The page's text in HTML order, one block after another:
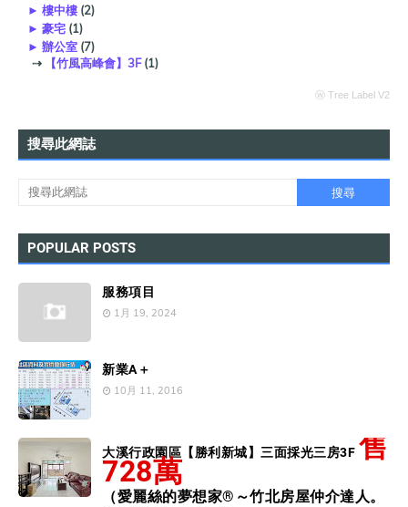
► 樓中樓 (2)
► 豪宅 (1)
► 辦公室 (7)
⇢
【竹風高峰會】3F(1)
ⓦ Tree Label V2
搜尋此網誌
POPULAR POSTS
服務項目
1月 19, 2024
新業A＋
10月 11, 2016
大溪行政園區【勝利新城】三面採光三房3F 售
728萬
（愛麗絲的夢想家®～竹北房屋仲介達人。